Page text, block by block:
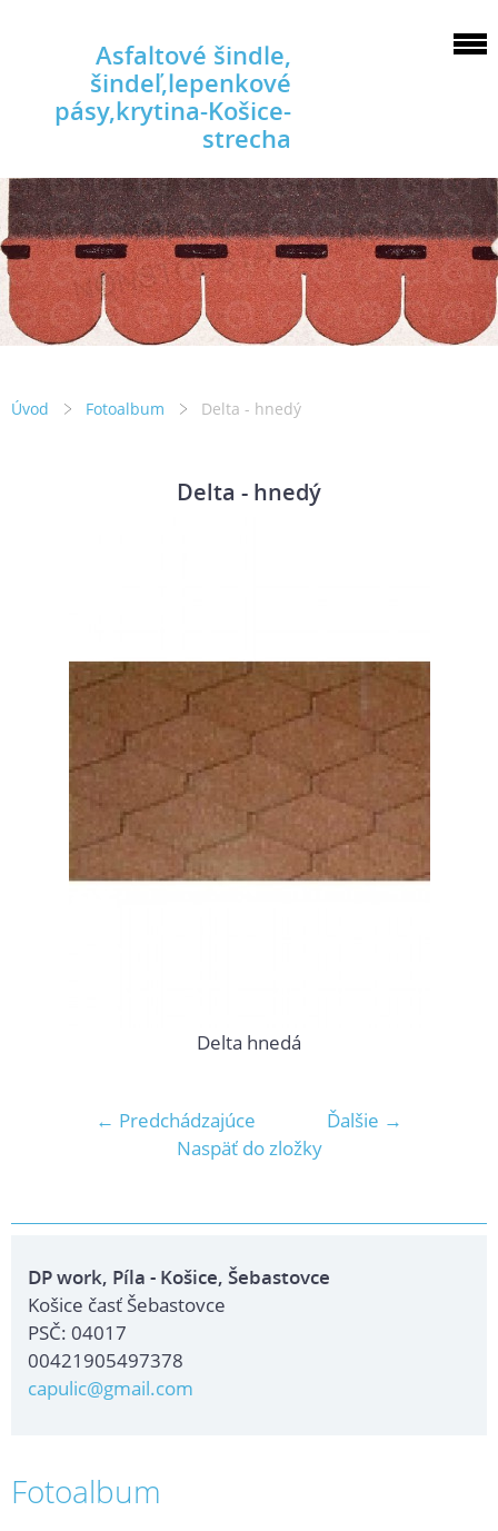
Asfaltové šindle,
šindeľ,lepenkové
pásy,krytina-Košice-
strecha
Úvod Fotoalbum Delta - hnedý
Delta - hnedý
Delta hnedá
← Predchádzajúce
Ďalšie →
Naspäť do zložky
DP work, Píla - Košice, Šebastovce
Košice časť Šebastovce
PSČ: 04017
00421905497378
capulic@gmail.com
Fotoalbum